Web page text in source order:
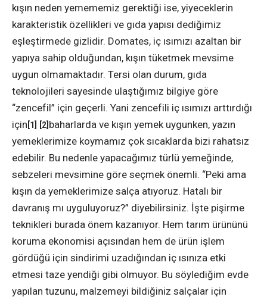
kışın neden yemememiz gerektiği ise, yiyeceklerin
karakteristik özellikleri ve gıda yapısı dediğimiz
eşleştirmede gizlidir. Domates, iç ısımızı azaltan bir
yapıya sahip olduğundan, kışın tüketmek mevsime
uygun olmamaktadır. Tersi olan durum, gıda
teknolojileri sayesinde ulaştığımız bilgiye göre
“zencefil” için geçerli. Yani zencefili iç ısımızı arttırdığı
için [1] [2] baharlarda ve kışın yemek uygunken, yazın
yemeklerimize koymamız çok sıcaklarda bizi rahatsız
edebilir. Bu nedenle yapacağımız türlü yemeğinde,
sebzeleri mevsimine göre seçmek önemli. “Peki ama
kışın da yemeklerimize salça atıyoruz. Hatalı bir
davranış mı uyguluyoruz?” diyebilirsiniz. İşte pişirme
teknikleri burada önem kazanıyor. Hem tarım ürününü
koruma ekonomisi açısından hem de ürün işlem
gördüğü için sindirimi uzadığından iç ısınıza etki
etmesi taze yendiği gibi olmuyor. Bu söylediğim evde
yapılan tuzunu, malzemeyi bildiğiniz salçalar için